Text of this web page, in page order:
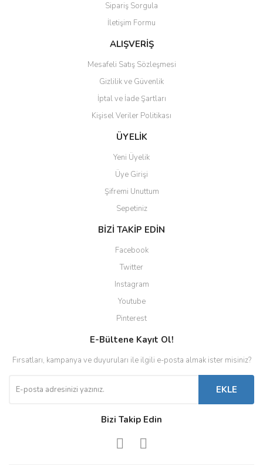
Ürün bilgilerinde hatalar bulunuyor.
Ürün fiyatı diğer sitelerden daha pahalı.
Bu ürüne benzer farklı alternatifler olmalı.
Gönder
Sipariş Sorgula
İletişim Formu
ALIŞVERİŞ
Mesafeli Satış Sözleşmesi
Gizlilik ve Güvenlik
İptal ve İade Şartları
Kişisel Veriler Politikası
ÜYELİK
Yeni Üyelik
Üye Girişi
Şifremi Unuttum
Sepetiniz
BİZİ TAKİP EDİN
Facebook
Twitter
Instagram
Youtube
Pinterest
E-Bültene Kayıt Ol!
Fırsatları, kampanya ve duyuruları ile ilgili e-posta almak ister misiniz?
EKLE
Bizi Takip Edin